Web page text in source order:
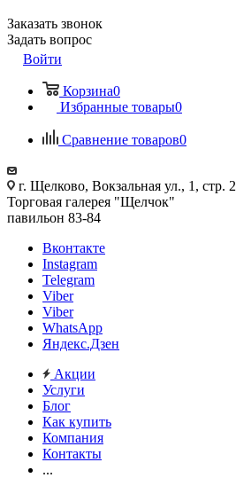
Заказать звонок
Задать вопрос
Войти
Корзина0
Избранные товары0
Сравнение товаров0
г. Щелково, Вокзальная ул., 1, стр. 2
Торговая галерея "Щелчок"
павильон 83-84
Вконтакте
Instagram
Telegram
Viber
Viber
WhatsApp
Яндекс.Дзен
Акции
Услуги
Блог
Как купить
Компания
Контакты
...